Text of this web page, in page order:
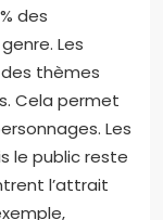
des
Les
thèmes
Cela permet
Les
le public reste
l’attrait